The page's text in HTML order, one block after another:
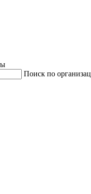
Поиск по